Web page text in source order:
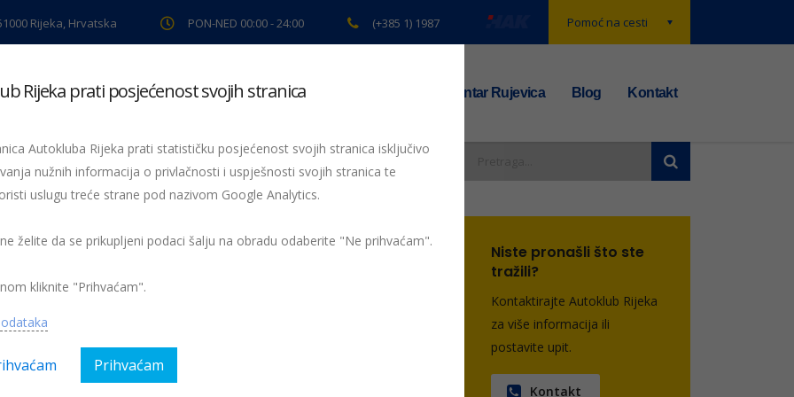
Pomoć na cesti
Rijeka, Hrvatska PON-NED 00:00 - 24:00 (+385 1) 1987
pregled Pomoć na cesti Servis Preventiva TS centar Rujevica Blog Kontakt
Rijeci povodom otvaranja
kulture
besplatan javni gradski i prigradski prijevoz
Niste pronašli što ste
tražili?
Kontaktirajte Autoklub Rijeka
za više informacija ili
postavite upit.
Kontakt
Rijeka prati posjećenost svojih stranica
Autokluba Rijeka prati statističku posjećenost svojih stranica isključivo
nužnih informacija o privlačnosti i uspješnosti svojih stranica te
uslugu treće strane pod nazivom Google Analytics.
želite da se prikupljeni podaci šalju na obradu odaberite "Ne prihvaćam".
kliknite "Prihvaćam".
Prihvaćam